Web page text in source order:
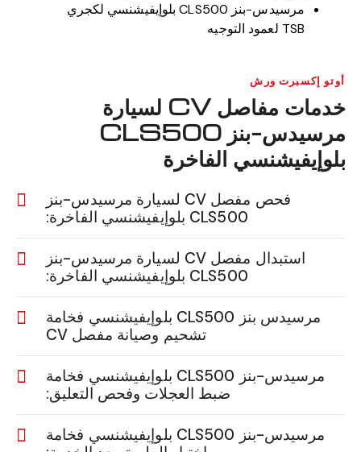
مرسيدس-بنز CLS500 بلوإيفيشنسي لكجري
TSB لعمود التوجيه
أوتو إكسبرت ورش
خدمات مفاصل CV لسيارة
مرسيدس-بنز CLS500
بلوإيفيشنسي الفاخرة
فحص مفصل CV لسيارة مرسيدس-بنز
CLS500 بلوإيفيشنسي الفاخرة:
استبدال مفصل CV لسيارة مرسيدس-بنز
CLS500 بلوإيفيشنسي الفاخرة:
مرسيدس بنز CLS500 بلوإيفيشنسي فخامة
تشحيم وصيانة مفصل CV
مرسيدس-بنز CLS500 بلوإيفيشنسي فخامة
ضبط العجلات وفحص التعليق:
مرسيدس-بنز CLS500 بلوإيفيشنسي فخامة